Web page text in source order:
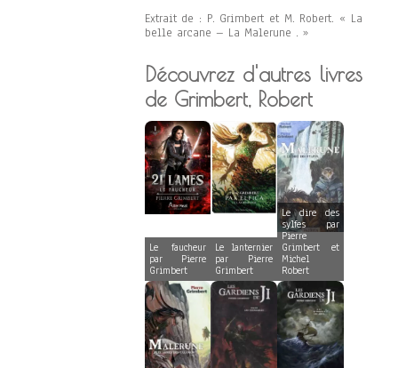
Extrait de : P. Grimbert et M. Robert. « La
belle arcane – La Malerune . »
Découvrez d'autres livres
de Grimbert, Robert
Le faucheur
par Pierre
Grimbert
Le lanternier
par Pierre
Grimbert
Le dire des
sylfes par
Pierre
Grimbert et
Michel
Robert